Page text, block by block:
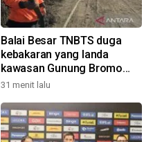
Balai Besar TNBTS duga
kebakaran yang landa
kawasan Gunung Bromo
karena aktivitas manusia
31 menit lalu